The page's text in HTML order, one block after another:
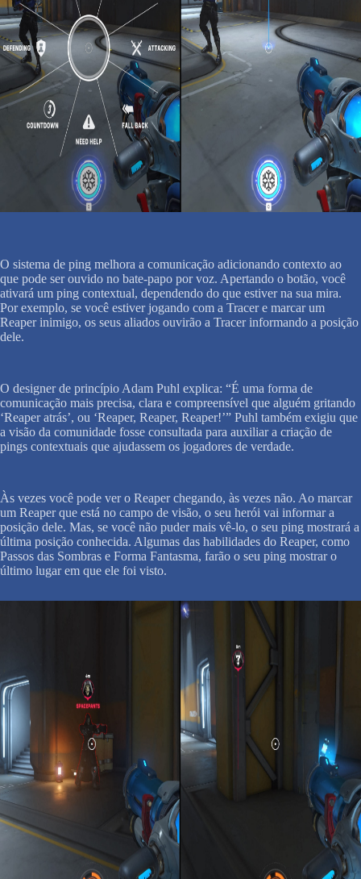
O sistema de ping melhora a comunicação adicionando contexto ao
que pode ser ouvido no bate-papo por voz. Apertando o botão, você
ativará um ping contextual, dependendo do que estiver na sua mira.
Por exemplo, se você estiver jogando com a Tracer e marcar um
Reaper inimigo, os seus aliados ouvirão a Tracer informando a posição
dele.
O designer de princípio Adam Puhl explica: “É uma forma de
comunicação mais precisa, clara e compreensível que alguém gritando
‘Reaper atrás’, ou ‘Reaper, Reaper, Reaper!’” Puhl também exigiu que
a visão da comunidade fosse consultada para auxiliar a criação de
pings contextuais que ajudassem os jogadores de verdade.
Às vezes você pode ver o Reaper chegando, às vezes não. Ao marcar
um Reaper que está no campo de visão, o seu herói vai informar a
posição dele. Mas, se você não puder mais vê-lo, o seu ping mostrará a
última posição conhecida. Algumas das habilidades do Reaper, como
Passos das Sombras e Forma Fantasma, farão o seu ping mostrar o
último lugar em que ele foi visto.